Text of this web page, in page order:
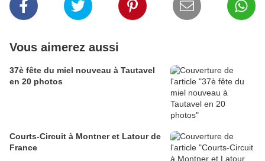
Vous aimerez aussi
37è fête du miel nouveau à Tautavel
en 20 photos
Courts-Circuit à Montner et Latour de
France